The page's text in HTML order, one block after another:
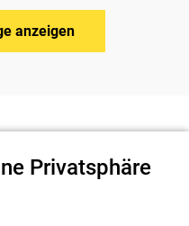
anzeigen
Privatsphäre